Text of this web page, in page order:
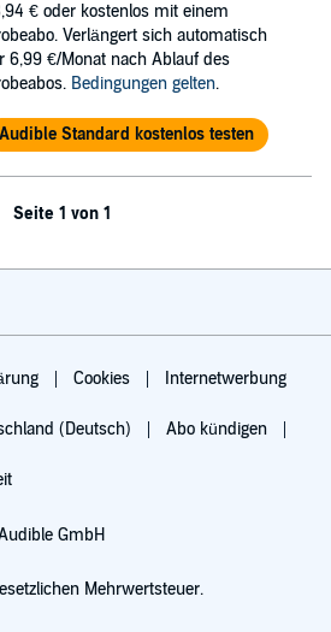
€ oder kostenlos mit einem
Verlängert sich automatisch
6,99 €/Monat nach Ablauf des
Bedingungen gelten.
Audible Standard kostenlos testen
Seite 1 von 1
Cookies Internetwerbung
(Deutsch) Abo kündigen
GmbH
Mehrwertsteuer.